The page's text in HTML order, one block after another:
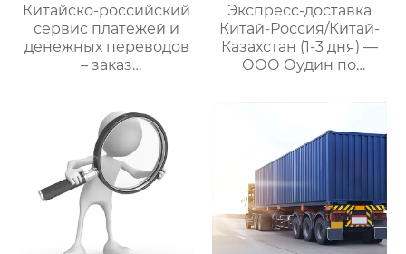
Китайско-российский
сервис платежей и
денежных переводов
– заказ
Экспресс-доставка
Китай-Россия/Китай-
Казахстан (1-3 дня) —
ООО Оудин по
международными